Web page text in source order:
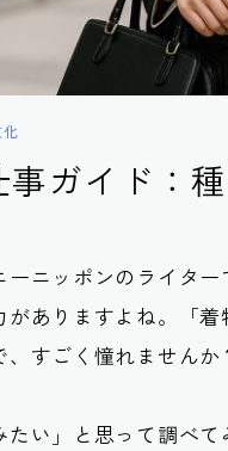
ガイド：
ーニッポンのライタ
がありますよね。「
すごく憧れませんか
い」と思って調べ